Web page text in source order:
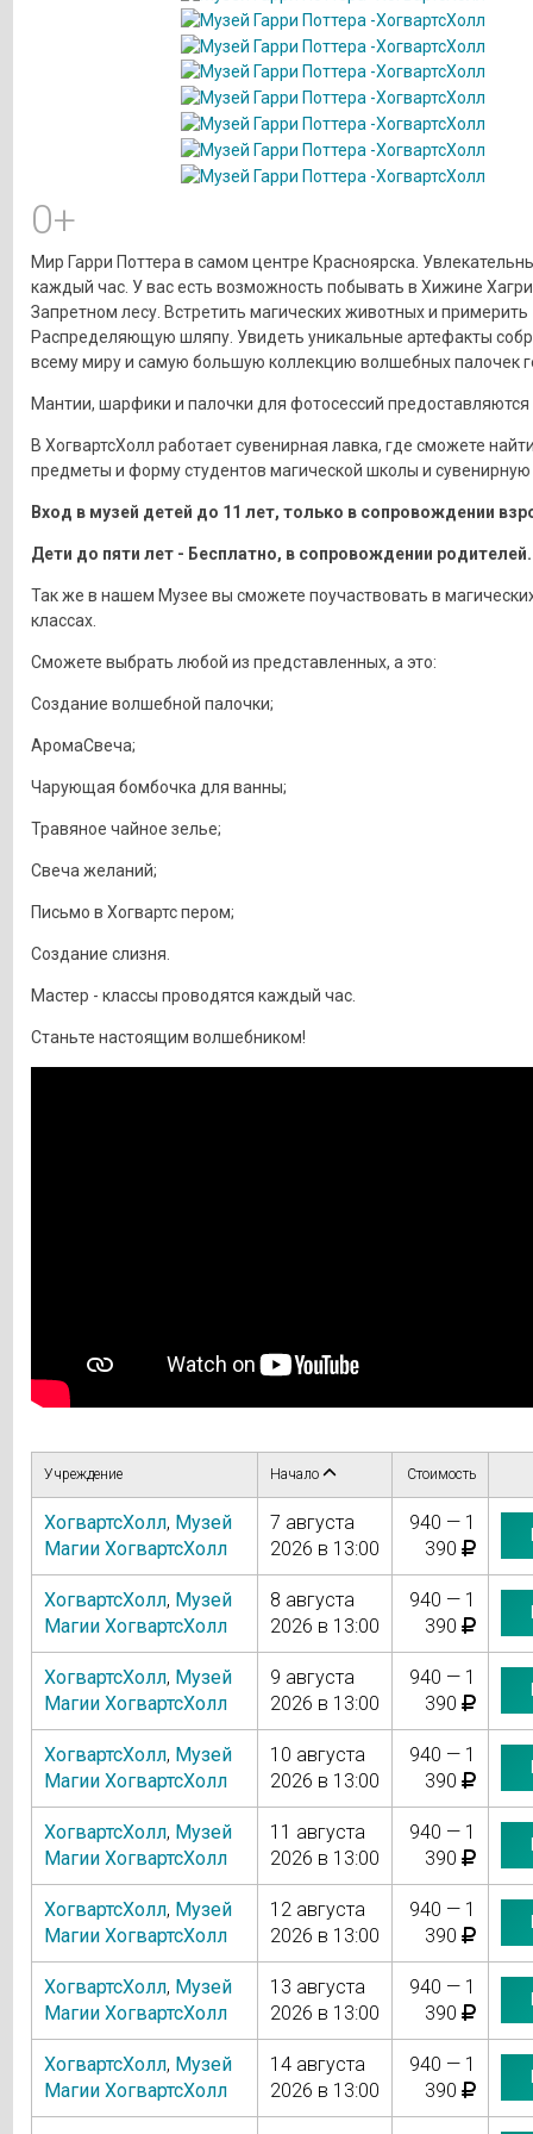
0+
Мир Гарри Поттера в самом центре Красноярска.
каждый час. У вас есть возможность побывать в Хижине
Запретном лесу. Встретить магических животных и примерить
Распределяющую шляпу. Увидеть уникальные артефакты
всему миру и самую большую коллекцию волшебных палочек
Мантии, шарфики и палочки для фотосессий предоставляются
В ХогвартсХолл работает сувенирная лавка, где сможете
предметы и форму студентов магической школы и
Вход в музей детей до 11 лет, только в сопровождении
Дети до пяти лет - Бесплатно, в сопровождении родителей.
Так же в нашем Музее вы сможете поучаствовать в
классах.
Сможете выбрать любой из представленных, а это:
Создание волшебной палочки;
АромаСвеча;
Чарующая бомбочка для ванны;
Травяное чайное зелье;
Свеча желаний;
Письмо в Хогвартс пером;
Создание слизня.
Мастер - классы проводятся каждый час.
Станьте настоящим волшебником!
Учреждение Начало Стоимость
ХогвартсХолл, Музей
Магии ХогвартсХолл
7 августа
2026 в 13:00
940 — 1
390
ХогвартсХолл, Музей
Магии ХогвартсХолл
8 августа
2026 в 13:00
940 — 1
390
ХогвартсХолл, Музей
Магии ХогвартсХолл
9 августа
2026 в 13:00
940 — 1
390
ХогвартсХолл, Музей
Магии ХогвартсХолл
10 августа
2026 в 13:00
940 — 1
390
ХогвартсХолл, Музей
Магии ХогвартсХолл
11 августа
2026 в 13:00
940 — 1
390
ХогвартсХолл, Музей
Магии ХогвартсХолл
12 августа
2026 в 13:00
940 — 1
390
ХогвартсХолл, Музей
Магии ХогвартсХолл
13 августа
2026 в 13:00
940 — 1
390
ХогвартсХолл, Музей
Магии ХогвартсХолл
14 августа
2026 в 13:00
940 — 1
390